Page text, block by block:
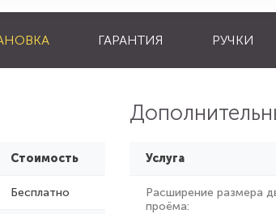
ГАРАНТИЯ РУЧКИ
Стоимость
Бесплатно
Услуга
Расширение размера
проёма: